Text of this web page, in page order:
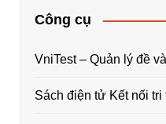
Công cụ
VniTest – Quản lý đề
Sách điện tử Kết nối tri